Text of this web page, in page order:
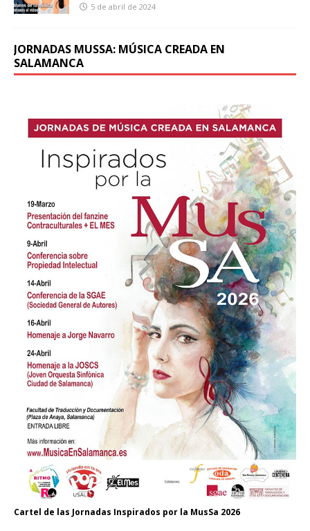
5 de abril de 2024
JORNADAS MUSSA: MÚSICA CREADA EN
SALAMANCA
Cartel de las Jornadas Inspirados por la MusSa 2026